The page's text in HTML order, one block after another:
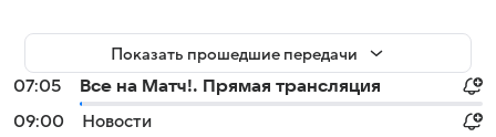
Показать прошедшие передачи
07:05
Все на Матч!. Прямая трансляция
09:00
Новости